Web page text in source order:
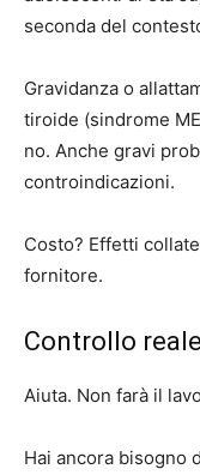
seconda del
Gravidanza o
tiroide (sindrome
no. Anche gravi
controindicazioni.
Costo? Effetti
fornitore.
Controllo reale
Aiuta. Non farà il
Hai ancora bisogno